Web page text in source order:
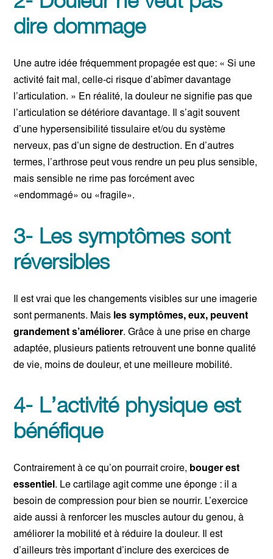
dire dommage
Une autre idée fréquemment propagée est que: « Si une
activité fait mal, celle-ci risque d’abîmer davantage
l’articulation. » En réalité, la douleur ne signifie pas que
l’articulation se détériore davantage. Il s’agit souvent
d’une hypersensibilité tissulaire et/ou du système
nerveux, pas d’un signe de destruction. En d’autres
termes, l’arthrose peut vous rendre un peu plus sensible,
mais sensible ne rime pas forcément avec
«endommagé» ou «fragile».
3- Les symptômes sont
réversibles
Il est vrai que les changements visibles sur une imagerie
sont permanents. Mais les symptômes, eux, peuvent
grandement s’améliorer. Grâce à une prise en charge
adaptée, plusieurs patients retrouvent une bonne qualité
de vie, moins de douleur, et une meilleure mobilité.
4- L’activité physique est
bénéfique
Contrairement à ce qu’on pourrait croire, bouger est
essentiel . Le cartilage agit comme une éponge : il a
besoin de compression pour bien se nourrir. L’exercice
aide aussi à renforcer les muscles autour du genou, à
améliorer la mobilité et à réduire la douleur. Il est
d’ailleurs très important d’inclure des exercices de